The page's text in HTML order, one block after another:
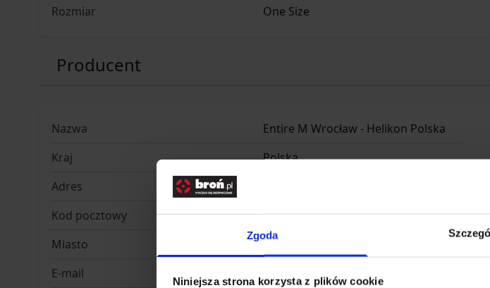
Zgoda
Niniejsza strona korzysta z plików cookie
Rozmiar
One Size
Producent
Nazwa
Entire M Wrocław - Helikon Polska
Kraj
Polska
Adres
Kod pocztowy
54-032
Miasto
Wrocław
E-mail
info@entirem.com